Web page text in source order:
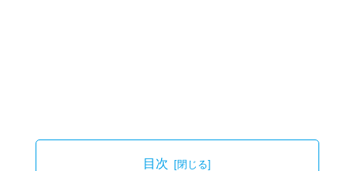
目次